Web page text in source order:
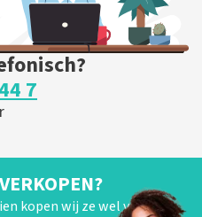
7
kopen wij ze wel van je!